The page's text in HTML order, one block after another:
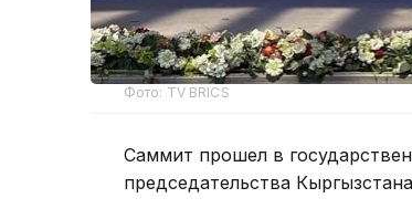
Фото: TV BRICS
Саммит прошел в
председательства